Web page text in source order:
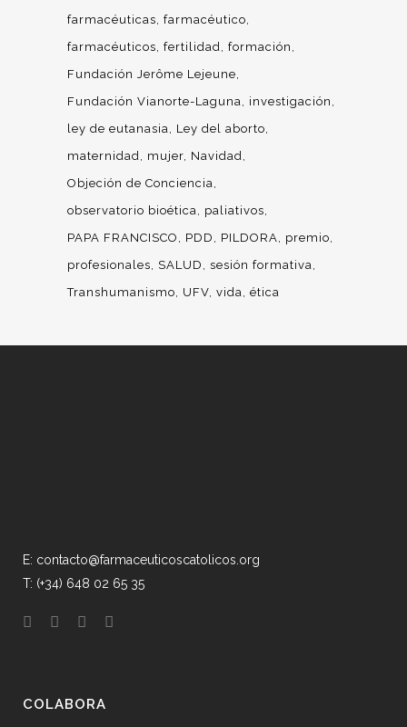
farmacéuticas farmacéutico
farmacéuticos fertilidad formación
Fundación Jerôme Lejeune
Fundación Vianorte-Laguna
investigación
ley de eutanasia
Ley del aborto
maternidad
mujer Navidad
Objeción de Conciencia
observatorio bioética
paliativos
PAPA FRANCISCO
PDD PILDORA
premio
profesionales
SALUD
sesión formativa
Transhumanismo
UFV vida ética
E: contacto@farmaceuticoscatolicos.org
T: (+34) 648 02 65 35
COLABORA